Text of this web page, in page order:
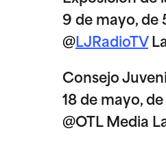
9 de mayo, de
@ LJRadioTV
Consejo
18 de mayo,
@OTL Media